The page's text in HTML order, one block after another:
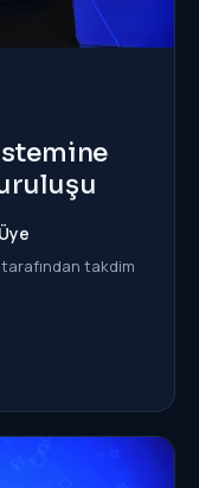
tarafından takdim